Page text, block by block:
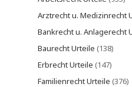
Arztrecht u. Medizinrecht
Bankrecht u. Anlagerecht
Baurecht Urteile (138)
Erbrecht Urteile (147)
Familienrecht Urteile (376)